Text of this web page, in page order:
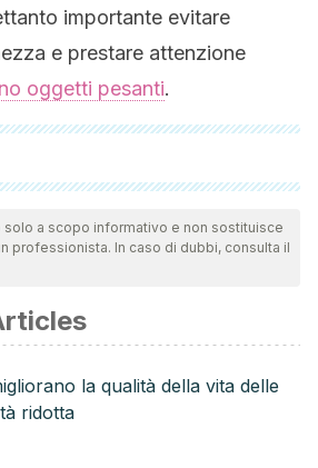
importante evitare
e prestare attenzione
oggetti pesanti.
state esaminate a fondo dal nostro
qualità, l'affidabilità, l'attualità e la
di questo articolo è stata considerata
Torres, M., & Bolaños, O. (2015).
y disfunciones del suelo pélvico.¿
Revista Sexología y
a scopo informativo e non sostituisce
professionista. In caso di dubbi, consulta il